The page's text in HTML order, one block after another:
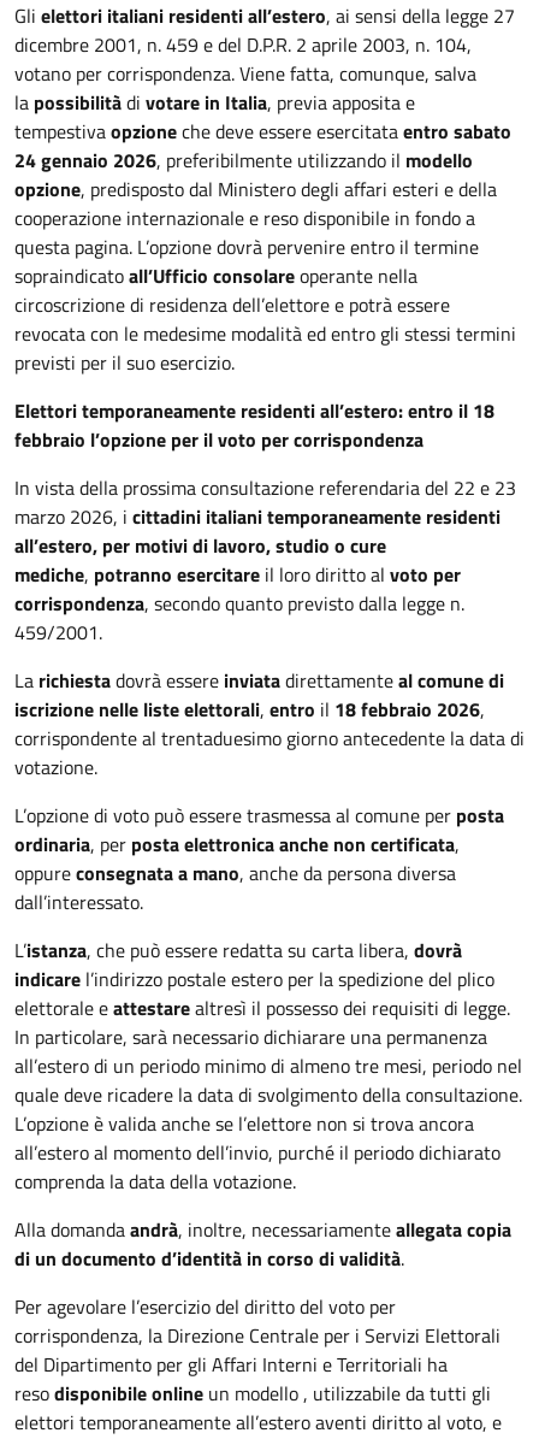
Gli elettori italiani residenti all’estero, ai sensi della legge 27
dicembre 2001, n. 459 e del D.P.R. 2 aprile 2003, n. 104,
votano per corrispondenza. Viene fatta, comunque, salva
la possibilitàdi votare in Italia, previa apposita e
tempestivaopzioneche deve essere esercitataentro sabato
24 gennaio 2026, preferibilmente utilizzando il modello
opzione, predisposto dal Ministero degli affari esteri e della
cooperazione internazionale e reso disponibile in fondo a
questa pagina. L’opzione dovrà pervenire entro il termine
sopraindicatoall’Ufficio consolareoperante nella
circoscrizione di residenza dell’elettore e potrà essere
revocata con le medesime modalità ed entro gli stessi termini
previsti per il suo esercizio.
Elettori temporaneamente residenti all’estero: entro il 18
febbraio l’opzione per il voto per corrispondenza
In vista della prossima consultazione referendaria del 22 e 23
marzo 2026, i cittadini italiani temporaneamente residenti
all’estero, per motivi di lavoro, studio o cure
mediche, potranno esercitare il loro diritto al voto per
corrispondenza, secondo quanto previsto dalla legge n.
459/2001.
La richiestadovrà essere inviatadirettamenteal comune di
iscrizione nelle liste elettorali, entro il 18 febbraio 2026,
corrispondente al trentaduesimo giorno antecedente la data di
votazione.
L’opzione di voto può essere trasmessa al comune per posta
ordinaria, per posta elettronica anche non certificata,
oppureconsegnata a mano, anche da persona diversa
dall’interessato.
L’istanza, che può essere redatta su carta libera, dovrà
indicare l’indirizzo postale estero per la spedizione del plico
elettorale eattestarealtresì il possesso dei requisiti di legge.
In particolare, sarà necessario dichiarare una permanenza
all’estero di un periodo minimo di almeno tre mesi, periodo nel
quale deve ricadere la data di svolgimento della consultazione.
L’opzione è valida anche se l’elettore non si trova ancora
all’estero al momento dell’invio, purché il periodo dichiarato
comprenda la data della votazione.
Alla domandaandrà, inoltre, necessariamenteallegata copia
di un documento d’identità in corso di validità.
Per agevolare l’esercizio del diritto del voto per
corrispondenza, la Direzione Centrale per i Servizi Elettorali
del Dipartimento per gli Affari Interni e Territoriali ha
resodisponibile online un modello , utilizzabile da tutti gli
elettori temporaneamente all’estero aventi diritto al voto, e